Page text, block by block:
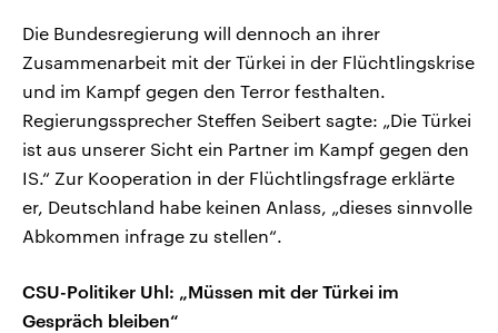
Die Bundesregierung will dennoch an ihrer
Zusammenarbeit mit der Türkei in der Flüchtlingskrise
und im Kampf gegen den Terror festhalten.
Regierungssprecher Steffen Seibert sagte: „Die Türkei
ist aus unserer Sicht ein Partner im Kampf gegen den
IS.“ Zur Kooperation in der Flüchtlingsfrage erklärte
er, Deutschland habe keinen Anlass, „dieses sinnvolle
Abkommen infrage zu stellen“.
CSU-Politiker Uhl: „Müssen mit der Türkei im
Gespräch bleiben“